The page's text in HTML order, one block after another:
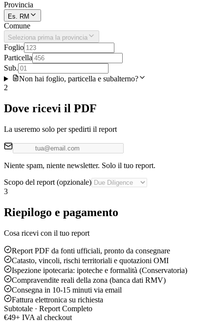
Provincia
Es. RM
Comune
Seleziona prima la provincia
Foglio
Particella
Sub.
Non hai foglio, particella e subalterno?
2
Dove ricevi il PDF
La useremo solo per spedirti il report
Niente spam, niente newsletter. Solo il tuo report.
Scopo del report (opzionale)
3
Riepilogo e pagamento
Cosa ricevi con il tuo report
Report PDF da fonti ufficiali, pronto da consegnare
Catasto, vincoli, rischi territoriali e quotazioni OMI
Ispezione ipotecaria: ipoteche e formalità (Conservatoria)
Compravendite reali della zona (banca dati RMV)
Consegna in 10-15 minuti via email
Fattura elettronica su richiesta
Subtotale · Report Completo
€49+ IVA al checkout